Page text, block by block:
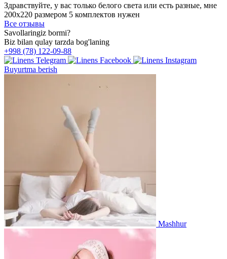
Здравствуйте, у вас только белого света или есть разные, мне
200х220 размером 5 комплектов нужен
Все отзывы
Savollaringiz bormi?
Biz bilan qulay tarzda bog'laning
+998 (78) 122-09-88
Buyurtma berish
Mashhur